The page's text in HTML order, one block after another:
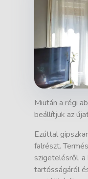
Miután a régi
beállítjuk az
Ezúttal
falrészt.
szigetelésről,
tartósságáról